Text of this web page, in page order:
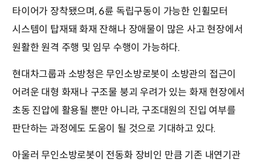
타이어가 장착됐으며, 6륜 독립구동이 가능한 인휠모터
시스템이 탑재돼 화재 잔해나 장애물이 많은 사고 현장에서
원활한 원격 주행 및 임무 수행이 가능하다.
현대차그룹과 소방청은 무인소방로봇이 소방관의 접근이
어려운 대형 화재나 구조물 붕괴 우려가 있는 화재 현장에서
초동 진압에 활용될 뿐만 아니라, 구조대원의 진입 여부를
판단하는 과정에도 도움이 될 것으로 기대하고 있다.
아울러 무인소방로봇이 전동화 장비인 만큼 기존 내연기관